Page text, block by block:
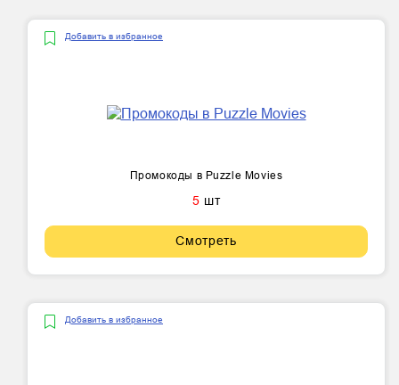
Добавить в избранное
Промокоды в Puzzle Movies
5 шт
Смотреть
Добавить в избранное